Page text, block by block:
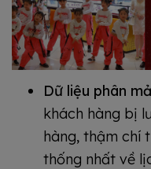
Dữ liệu phân
khách hàng bị
hàng, thậm chí
thống nhất về